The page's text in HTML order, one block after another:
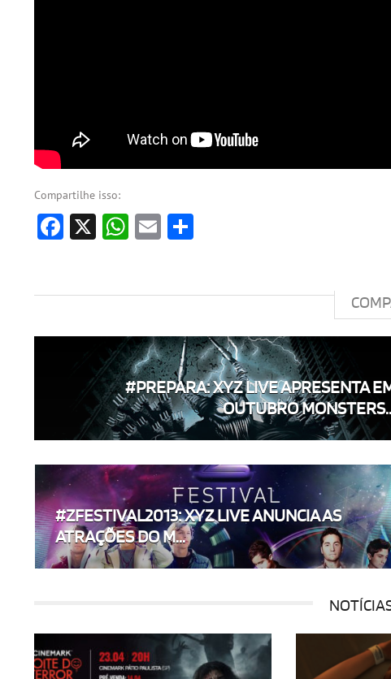
Compartilhe isso:
Facebook
X WhatsApp
Email
#PREPARA: XYZ LIVE APRESENTA
OUTUBRO
#ZFESTIVAL2013: XYZ LIVE ANUNCIA AS
ATRAÇÕES DO M...